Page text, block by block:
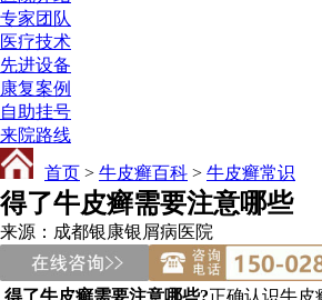
专家团队
医疗技术
先进设备
康复案例
自助挂号
来院路线
首页 > 牛皮癣百科 > 牛皮癣常识
得了牛皮癣需要注意哪些
来源：成都银康银屑病医院